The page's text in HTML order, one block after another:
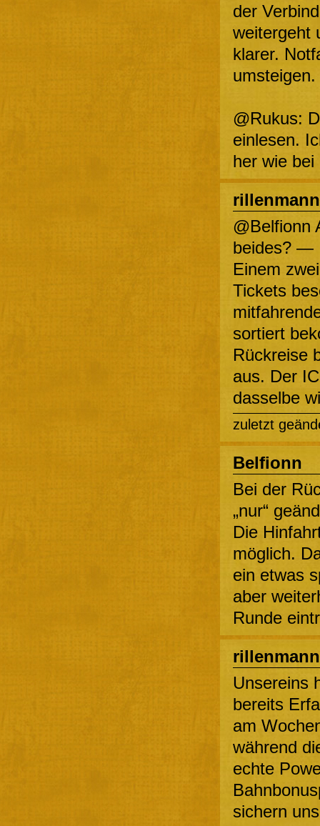
der
weitergeht
klarer.
umsteigen.
@Rukus:
einlesen.
her wie bei
@Belfionn
beides? —
Einem
Tickets
sortiert
Rückreise
aus. Der
dasselbe
zuletzt
Belfionn
Bei der
„nur“
Die
möglich.
ein etwas
aber
Runde
Unsereins
bereits
am
während
echte
sichern